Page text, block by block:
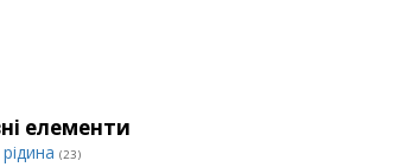
елементи
(23)